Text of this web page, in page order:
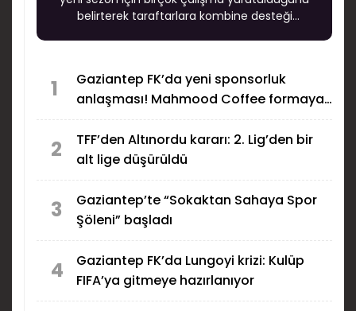
belirterek taraftarlara kombine desteği
1
Gaziantep FK’da yeni sponsorluk
anlaşması! Mahmood Coffee formaya
2
TFF’den Altınordu kararı: 2. Lig’den bir
alt lige düşürüldü
3
Gaziantep’te “Sokaktan Sahaya Spor
Şöleni” başladı
4
Gaziantep FK’da Lungoyi krizi: Kulüp
FIFA’ya gitmeye hazırlanıyor